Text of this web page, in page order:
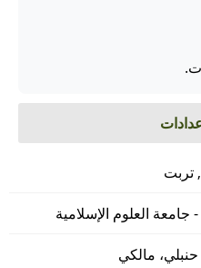
تربت
العلوم الإسلامية
مالكي